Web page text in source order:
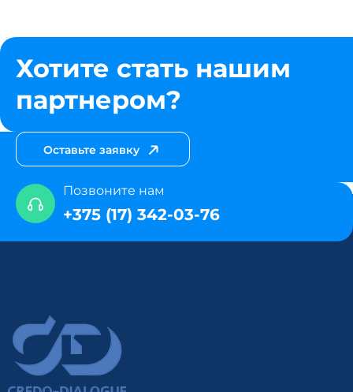
Хотите стать нашим
партнером?
Оставьте заявку
Позвоните нам
+375 (17) 342-03-76